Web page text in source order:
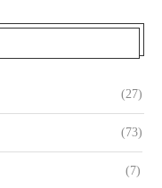
(27)
(73)
(7)